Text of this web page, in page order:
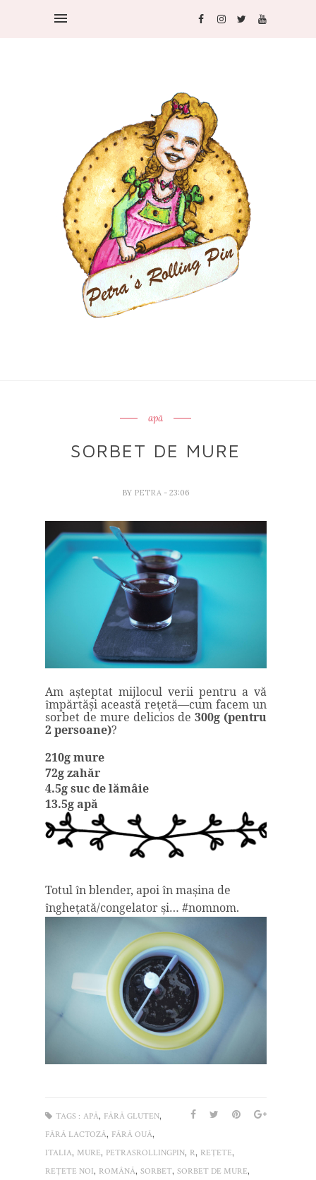
apă
SORBET DE MURE
BY PETRA - 23:06
Am așteptat mijlocul verii pentru a vă
împărtăşi aceastăreţetă—cum facem un
sorbet de mure delicios de 300g (pentru
2 persoane)?
210g mure
72g zahăr
4.5g suc de lămâie
13.5g apă
Totul în blender, apoi în mașina de
îngheţată/congelator și… #nomnom.
TAGS : APĂ, FĂRĂ GLUTEN,
FĂRĂ LACTOZĂ, FĂRĂ OUĂ,
ITALIA, MURE, PETRASROLLINGPIN, R, REŢETE,
REȚETE NOI, ROMÂNĂ, SORBET, SORBET DE MURE,